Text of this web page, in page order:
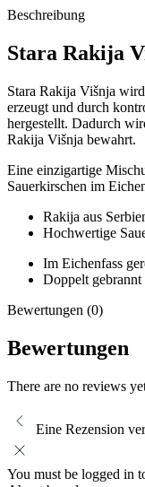
Beschreibung
Stara Rakija
Stara Rakija Višnja
erzeugt und durch
hergestellt. Dadurch
Rakija Višnja bewahrt.
Eine einzigartige
Sauerkirschen im
Rakija aus
Hochwertige
Im Eichenfass
Doppelt gebrannt
Bewertungen (0)
Bewertungen
There are no reviews
Eine Rezension
You must be logged in